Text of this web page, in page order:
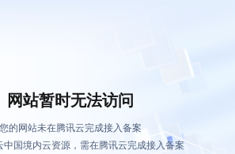
网站暂时无法访问
您的网站未在腾讯云完成接入备案
中国境内云资源，需在腾讯云完成接入备案